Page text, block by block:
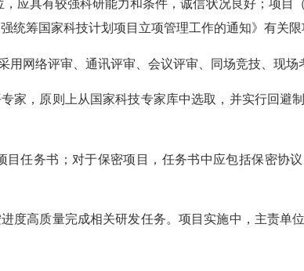
具有较强科研能力和条件，诚信状况良好；项目
统筹国家科技计划项目立项管理工作的通知》有关限
络评审、通讯评审、会议评审、同场竞技、现场
，原则上从国家科技专家库中选取，并实行回避
务书；对于保密项目，任务书中应包括保密协
高质量完成相关研发任务。项目实施中，主责单